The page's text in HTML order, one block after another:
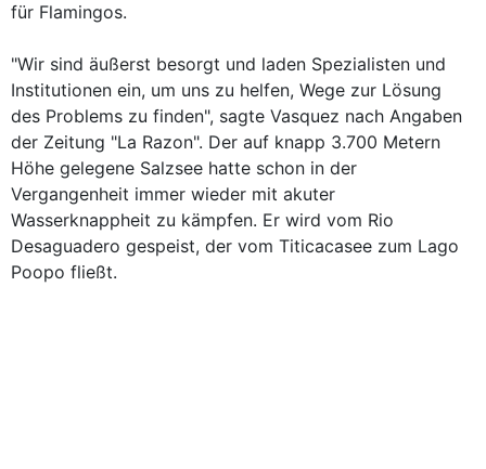
für Flamingos.
"Wir sind äußerst besorgt und laden Spezialisten und
Institutionen ein, um uns zu helfen, Wege zur Lösung
des Problems zu finden", sagte Vasquez nach Angaben
der Zeitung "La Razon". Der auf knapp 3.700 Metern
Höhe gelegene Salzsee hatte schon in der
Vergangenheit immer wieder mit akuter
Wasserknappheit zu kämpfen. Er wird vom Rio
Desaguadero gespeist, der vom Titicacasee zum Lago
Poopo fließt.